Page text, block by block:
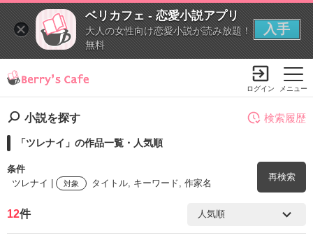
ベリカフェ - 恋愛小説アプリ
大人の女性向け恋愛小説が読み放題！
無料
入手
メニュー
ログイン
小説を探す
「ツレナイ」の作品一覧・人気順
条件
ツレナイ |
対象 タイトル, キーワード, 作家名
再検索
検索ワード
検索履歴
12件